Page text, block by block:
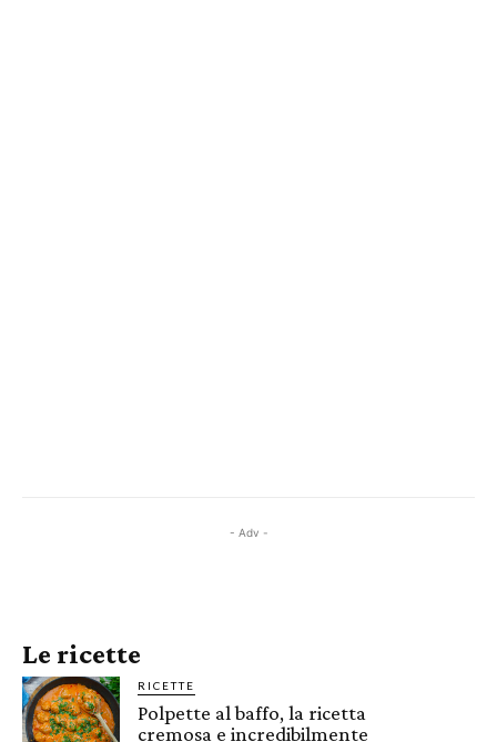
- Adv -
Le ricette
RICETTE
Polpette al baffo, la ricetta
cremosa e incredibilmente